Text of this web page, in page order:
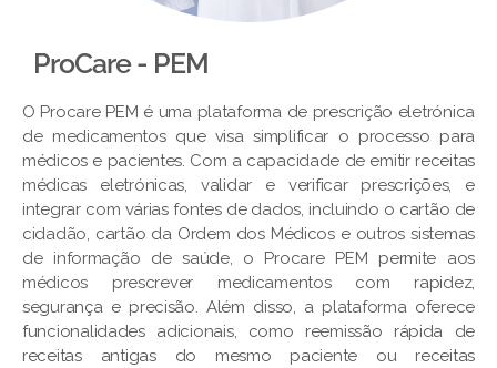
ProCare - PEM​
O Procare PEM é uma plataforma de prescrição eletrónica
de medicamentos que visa simplificar o processo para
médicos e pacientes. Com a capacidade de emitir receitas
médicas eletrónicas, validar e verificar prescrições, e
integrar com várias fontes de dados, incluindo o cartão de
cidadão, cartão da Ordem dos Médicos e outros sistemas
de informação de saúde, o Procare PEM permite aos
médicos prescrever medicamentos com rapidez,
segurança e precisão. Além disso, a plataforma oferece
funcionalidades adicionais, como reemissão rápida de
receitas antigas do mesmo paciente ou receitas